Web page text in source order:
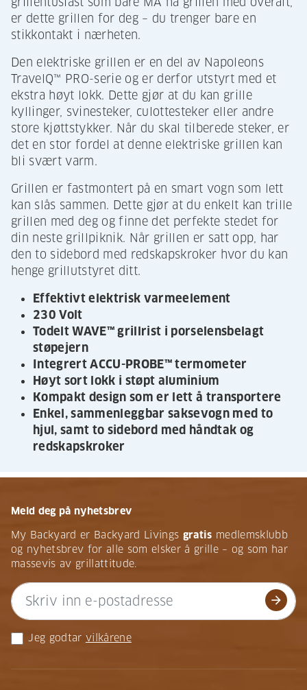
er dette grillen for deg – du trenger bare en
stikkontakt i nærheten.
Den elektriske grillen er en del av Napoleons
TravelQ™ PRO-serie og er derfor utstyrt med et
ekstra høyt lokk. Dette gjør at du kan grille
kyllinger, svinesteker, culottesteker eller andre
store kjøttstykker. Når du skal tilberede steker, er
det en stor fordel at denne elektriske grillen kan
bli svært varm.
Grillen er fastmontert på en smart vogn som lett
kan slås sammen. Dette gjør at du enkelt kan trille
grillen med deg og finne det perfekte stedet for
din neste grillpiknik. Når grillen er satt opp, har
den to sidebord med redskapskroker hvor du kan
henge grillutstyret ditt.
Effektivt elektrisk varmeelement
230 Volt
Todelt WAVE™ grillrist i porselensbelagt
støpejern
Integrert ACCU-PROBE™ termometer
Høyt sort lokk i støpt aluminium
Kompakt design som er lett å transportere
Enkel, sammenleggbar saksevogn med to
hjul, samt to sidebord med håndtak og
redskapskroker
Meld deg på nyhetsbrev
My Backyard er Backyard Livings gratis medlemsklubb
og nyhetsbrev for alle som elsker å grille – og som har
massevis av grillattitude.
arrow_forward
Jeg godtar vilkårene